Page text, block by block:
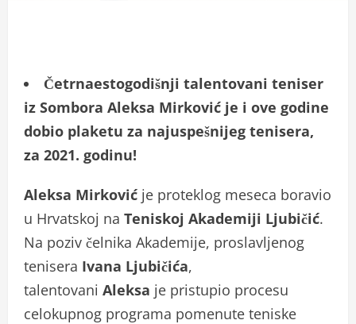
Četrnaestogodišnji talentovani teniser
iz Sombora Aleksa Mirković je i ove godine
dobio plaketu za najuspešnijeg tenisera,
za 2021. godinu!
Aleksa Mirković je proteklog meseca boravio
u Hrvatskoj na Teniskoj Akademiji Ljubičić.
Na poziv čelnika Akademije, proslavljenog
tenisera Ivana Ljubičića,
talentovani Aleksa je pristupio procesu
celokupnog programa pomenute teniske